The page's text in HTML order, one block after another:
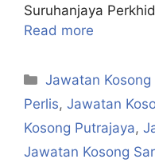
Suruhanjaya
Read more
Categories
Jawatan Kosong
Perlis, Jawatan
Kosong Putrajaya,
Jawatan Kosong